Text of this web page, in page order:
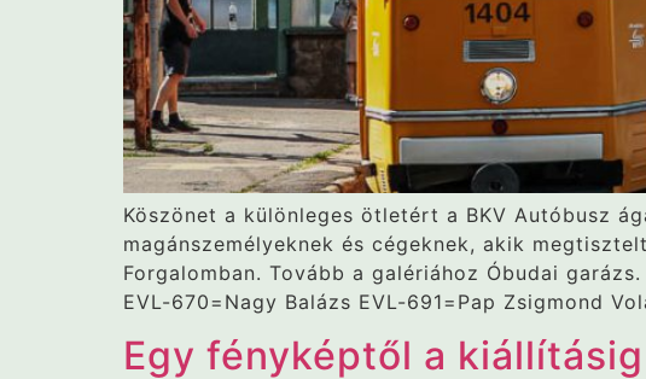
Köszönet a különleges ötletért a BKV Autóbusz
magánszemélyeknek és cégeknek, akik
Forgalomban. Tovább a galériához Óbudai
EVL-670=Nagy Balázs EVL-691=Pap Zsigmond
Egy fényképtől a kiállításig